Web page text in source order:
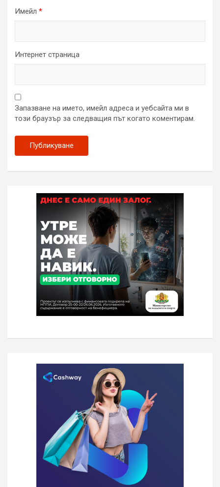
Имейл *
Интернет страница
Запазване на името, имейл адреса и уебсайта ми в
този браузър за следващия път когато коментирам.